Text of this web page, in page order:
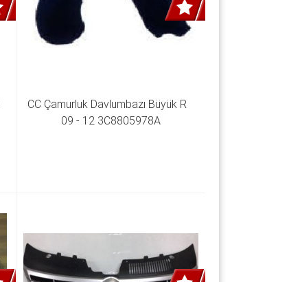
CC Çamurluk Davlumbazı Büyük R
09 - 12 3C8805978A